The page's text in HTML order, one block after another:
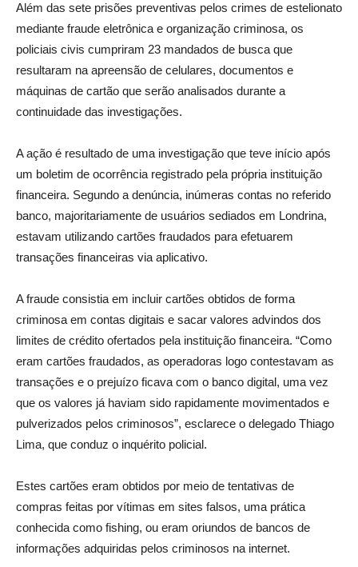
Além das sete prisões preventivas pelos crimes de estelionato
mediante fraude eletrônica e organização criminosa, os
policiais civis cumpriram 23 mandados de busca que
resultaram na apreensão de celulares, documentos e
máquinas de cartão que serão analisados durante a
continuidade das investigações.
A ação é resultado de uma investigação que teve início após
um boletim de ocorrência registrado pela própria instituição
financeira. Segundo a denúncia, inúmeras contas no referido
banco, majoritariamente de usuários sediados em Londrina,
estavam utilizando cartões fraudados para efetuarem
transações financeiras via aplicativo.
A fraude consistia em incluir cartões obtidos de forma
criminosa em contas digitais e sacar valores advindos dos
limites de crédito ofertados pela instituição financeira. “Como
eram cartões fraudados, as operadoras logo contestavam as
transações e o prejuízo ficava com o banco digital, uma vez
que os valores já haviam sido rapidamente movimentados e
pulverizados pelos criminosos”, esclarece o delegado Thiago
Lima, que conduz o inquérito policial.
Estes cartões eram obtidos por meio de tentativas de
compras feitas por vítimas em sites falsos, uma prática
conhecida como fishing, ou eram oriundos de bancos de
informações adquiridas pelos criminosos na internet.